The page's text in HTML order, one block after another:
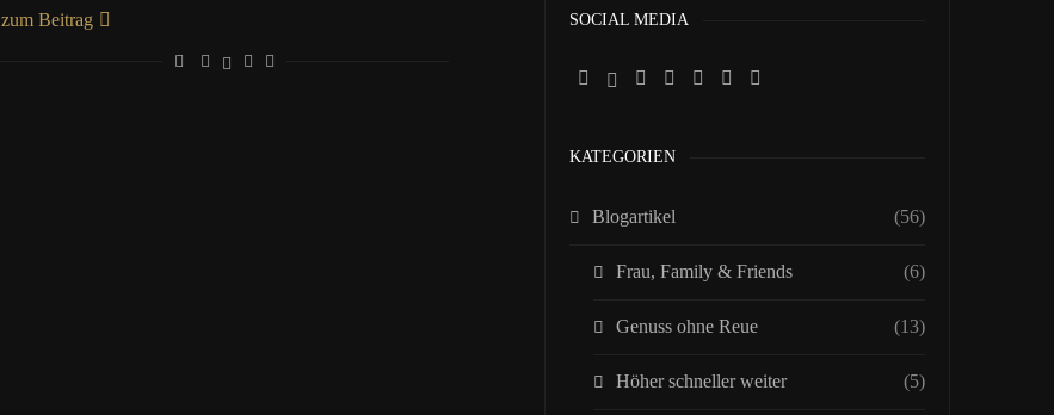
zum Beitrag SOCIAL MEDIA
KATEGORIEN
Blogartikel (56)
Frau, Family & Friends (6)
Genuss ohne Reue (13)
Höher schneller weiter (5)